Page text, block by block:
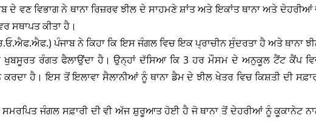
ਦੇ ਵਣ ਵਿਭਾਗ ਨੇ ਥਾਨਾ ਰਿਜ਼ਰਵ ਝੀਲ ਦੇ ਸਾਹਮਣੇ ਸ਼ਾਂਤ ਅਤੇ ਇਕਾਂਤ ਥਾਨਾ ਅਤੇ ਦੇਹਰੀਆਂ
ਸਥਾਪਤ ਕੀਤਾ ਹੈ।
ਪੰਜਾਬ ਨੇ ਕਿਹਾ ਕਿ ਇਸ ਜੰਗਲ ਵਿਚ ਇਕ ਪ੍ਰਾਚੀਨ ਸੁੰਦਰਤਾ ਹੈ ਅਤੇ ਥਾਨਾ
ਰੰਗਤ ਫੈਲਾਉਂਦਾ ਹੈ। ਉਨ੍ਹਾਂ ਦੱਸਿਆ ਕਿ 3 ਹਰ ਮੌਸਮ ਦੇ ਅਨੁਕੂਲ ਟੈਂਟ ਕੈਂਪ
ਹੈ। ਇਸ ਤੋਂ ਇਲਾਵਾ ਸੈਲਾਨੀਆਂ ਨੂੰ ਥਾਨਾ ਡੈਮ ਦੇ ਝੀਲ ਖੇਤਰ ਵਿਚ ਕਿਸ਼ਤੀ ਦੀ
ਜੰਗਲ ਸਫ਼ਾਰੀ ਦੀ ਵੀ ਅੱਜ ਸ਼ੁਰੂਆਤ ਹੋਈ ਹੈ ਜੋ ਥਾਨਾ ਤੋਂ ਦੇਹਰੀਆਂ ਨੂੰ ਕੂਕਾਨੇਟ